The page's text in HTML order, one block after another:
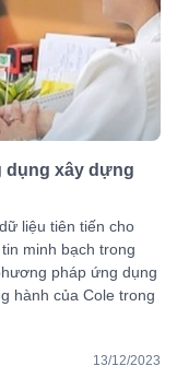
dụng xây dựng
liệu tiên tiến cho
minh bạch trong
pháp ứng dụng
hành của Cole trong
13/12/2023